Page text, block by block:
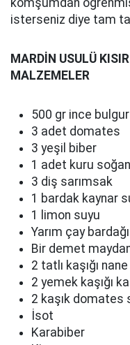
komşumdan
isterseniz diye tam
MARDİN USULÜ
MALZEMELER
500 gr ince bulgur
3 adet domates
3 yeşil biber
1 adet kuru soğan
3 diş sarımsak
1 bardak kaynar
1 limon suyu
Yarım çay bardağı
Bir demet
2 tatlı kaşığı nane
2 yemek kaşığı
2 kaşık domates
İsot
Karabiber